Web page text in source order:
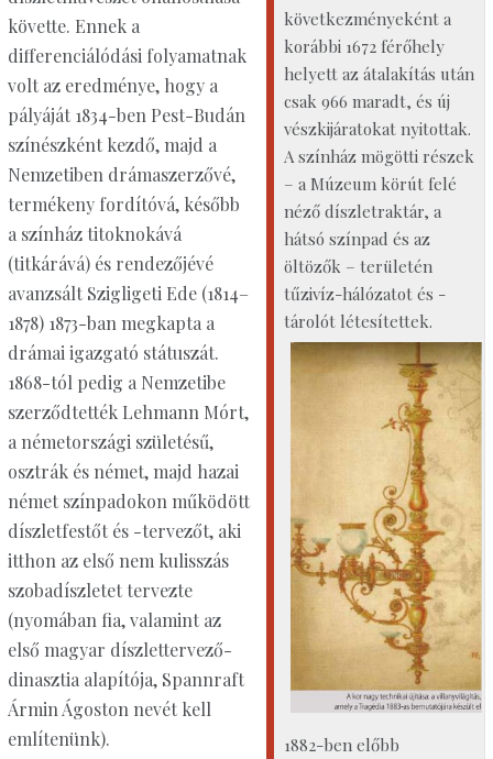
következményeként a
korábbi 1672 férőhely
helyett az átalakítás után
csak 966 maradt, és új
vészkijáratokat nyitottak.
A színház mögötti részek
– a Múzeum körút felé
néző díszletraktár, a
hátsó színpad és az
öltözők – területén
tűzivíz-hálózatot és -
tárolót létesítettek.
1882-ben előbb
követte. Ennek a
differenciálódási folyamatnak
volt az eredménye, hogy a
pályáját 1834-ben Pest-Budán
színészként kezdő, majd a
Nemzetiben drámaszerzővé,
termékeny fordítóvá, később
a színház titoknokává
(titkárává) és rendezőjévé
avanzsált Szigligeti Ede (1814–
1878) 1873-ban megkapta a
drámai igazgató státuszát.
1868-tól pedig a Nemzetibe
szerződtették Lehmann Mórt,
a németországi születésű,
osztrák és német, majd hazai
német színpadokon működött
díszletfestőt és -tervezőt, aki
itthon az első nem kulisszás
szobadíszletet tervezte
(nyomában fia, valamint az
első magyar díszlettervező-
dinasztia alapítója, Spannraft
Ármin Ágoston nevét kell
említenünk).